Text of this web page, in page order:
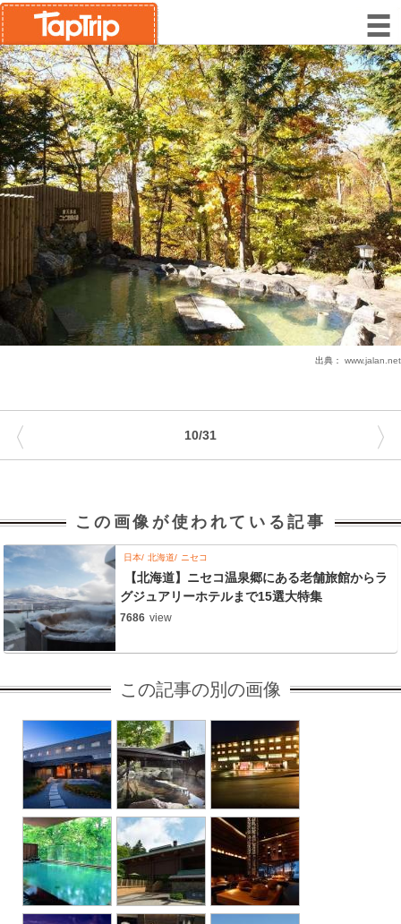
出典： www.jalan.net
10/31
〈 〉
この画像が使われている記事
日本 北海道 ニセコ
【北海道】ニセコ温泉郷にある老舗旅館からラ
グジュアリーホテルまで15選大特集
7686 view
この記事の別の画像